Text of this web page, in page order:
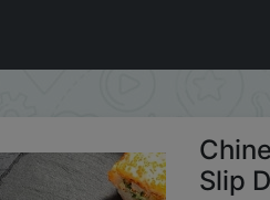
Reusable Non Slip
Slip